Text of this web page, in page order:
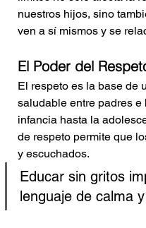
nuestros hijos, sino
ven a sí mismos y se
El Poder del
El respeto es la base de
saludable entre padres
infancia hasta la
de respeto permite que
y escuchados.
Educar sin gritos
lenguaje de calma